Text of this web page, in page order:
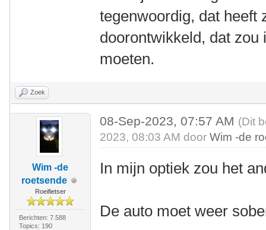
tegenwoordig, dat heeft
doorontwikkeld, dat
moeten.
Zoek
Wim -de
roetsende
Roeifietser
Berichten: 7.588
Topics: 190
08-Sep-2023, 07:57 AM (Dit
2023, 08:03 AM doorWim -de
In mijn optiek zou het
De auto moet weer